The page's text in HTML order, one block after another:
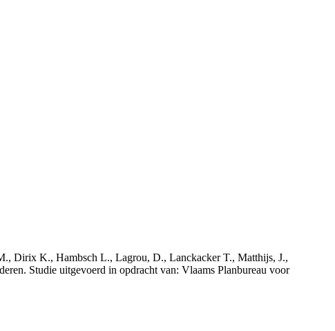
Dirix K., Hambsch L., Lagrou, D., Lanckacker T., Matthijs, J.,
Studie uitgevoerd in opdracht van: Vlaams Planbureau voor